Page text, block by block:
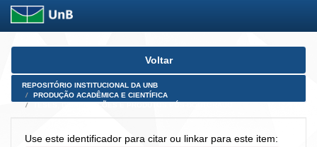
Skip
Voltar
REPOSITÓRIO INSTITUCIONAL DA UNB
PRODUÇÃO ACADÊMICA E CIENTÍFICA
Use este identificador para citar ou linkar para este item: